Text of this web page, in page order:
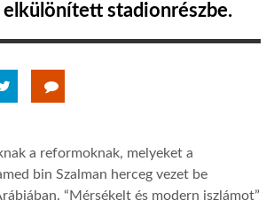
elkülönített stadionrészbe.
a reformoknak, melyeket a
bin Szalman herceg vezet be
“Mérsékelt és modern iszlámot”